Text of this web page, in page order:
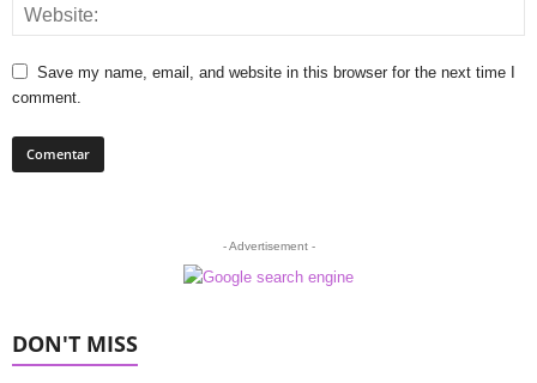
Save my name, email, and website in this browser for the next time I
comment.
- Advertisement -
DON'T MISS